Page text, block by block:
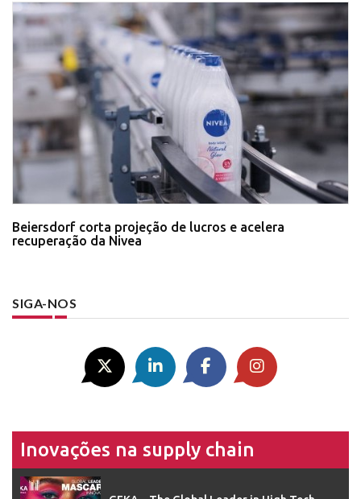
Beiersdorf corta projeção de lucros e acelera
recuperação da Nivea
SIGA-NOS
Inovações na supply chain